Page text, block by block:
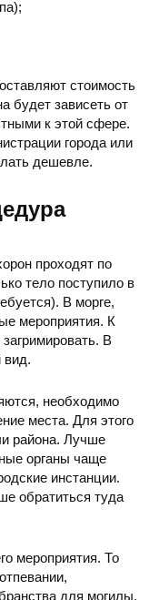
стоимость
будет зависеть от
к этой сфере.
города или
дешевле.
проходят по
тело поступило в
В морге,
мероприятия. К
В
вид.
необходимо
места. Для этого
района. Лучше
органы чаще
инстанции.
обратиться туда
мероприятия. То
для могилы,